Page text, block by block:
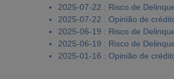
2025-07-22 : Risco de
2025-07-22 : Opinião de
2025-06-19 : Risco de
2025-06-19 : Risco de
2025-01-16 : Opinião de